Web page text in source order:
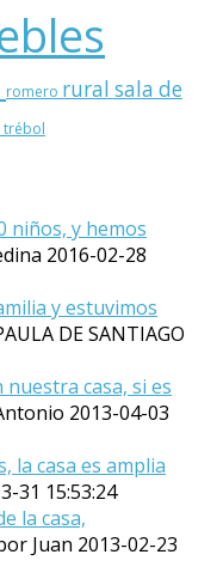
romero rural sala de
trébol
niños, y hemos
2016-02-28
y estuvimos
DE SANTIAGO
casa, si es
2013-04-03
la casa es amplia
31 15:53:24
la casa,
Juan 2013-02-23